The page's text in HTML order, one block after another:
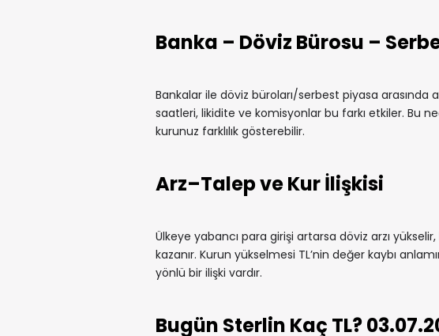
Banka – Döviz Bürosu –
Bankalar ile döviz büroları/serbest piyasa arasında
saatleri, likidite ve komisyonlar bu farkı etkiler. Bu
kurunuz farklılık gösterebilir.
Arz–Talep ve Kur İlişkisi
Ülkeye yabancı para girişi artarsa döviz arzı
kazanır. Kurun yükselmesi TL’nin değer kaybı
yönlü bir ilişki vardır.
Bugün Sterlin Kaç TL?